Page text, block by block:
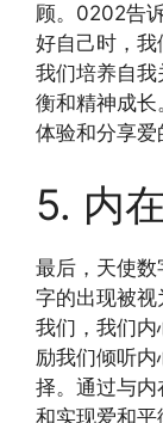
顾。0202告
好自己时，
我们培养自
衡和精神成
体验和分享爱
5. 内
最后，天使
字的出现被
我们，我们
励我们倾听
择。通过与
和实现爱和平